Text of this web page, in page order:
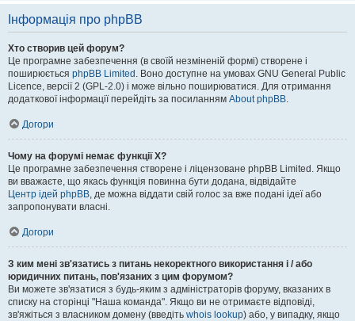
Інформація про phpBB
Хто створив цей форум?
Це програмне забезпечення (в своїй незміненій формі) створене і
поширюється phpBB Limited . Воно доступне на умовах GNU General Public
Licence, версії 2 (GPL-2.0) і може вільно поширюватися. Для отримання
додаткової інформації перейдіть за посиланням About phpBB.
Догори
Чому на форумі немає функції X?
Це програмне забезпечення створене і ліцензоване phpBB Limited. Якщо
ви вважаєте, що якась функція повинна бути додана, відвідайте
Центр ідей phpBB, де можна віддати свій голос за вже подані ідеї або
запропонувати власні.
Догори
З ким мені зв'язатись з питань некоректного використання і / або
юридичних питань, пов'язаних з цим форумом?
Ви можете зв'язатися з будь-яким з адміністраторів форуму, вказаних в
списку на сторінці "Наша команда". Якщо ви не отримаєте відповіді,
зв'яжіться з власником домену (введіть whois lookup) або, у випадку, якщо